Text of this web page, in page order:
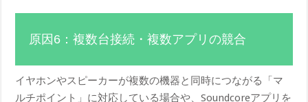
原因6：複数台接続・複数アプリの競合
イヤホンやスピーカーが複数の機器と同時につながる「マ
ルチポイント」に対応している場合や、Soundcoreアプリを